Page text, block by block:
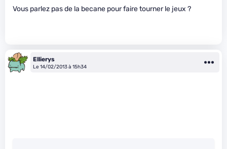
Vous parlez pas de la becane pour faire tourner le jeux ?
Ellierys
Le 14/02/2013 à 15h34